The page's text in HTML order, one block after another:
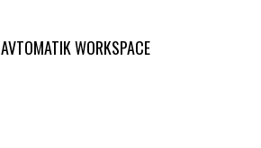
AVTOMATIK WORKSPACE